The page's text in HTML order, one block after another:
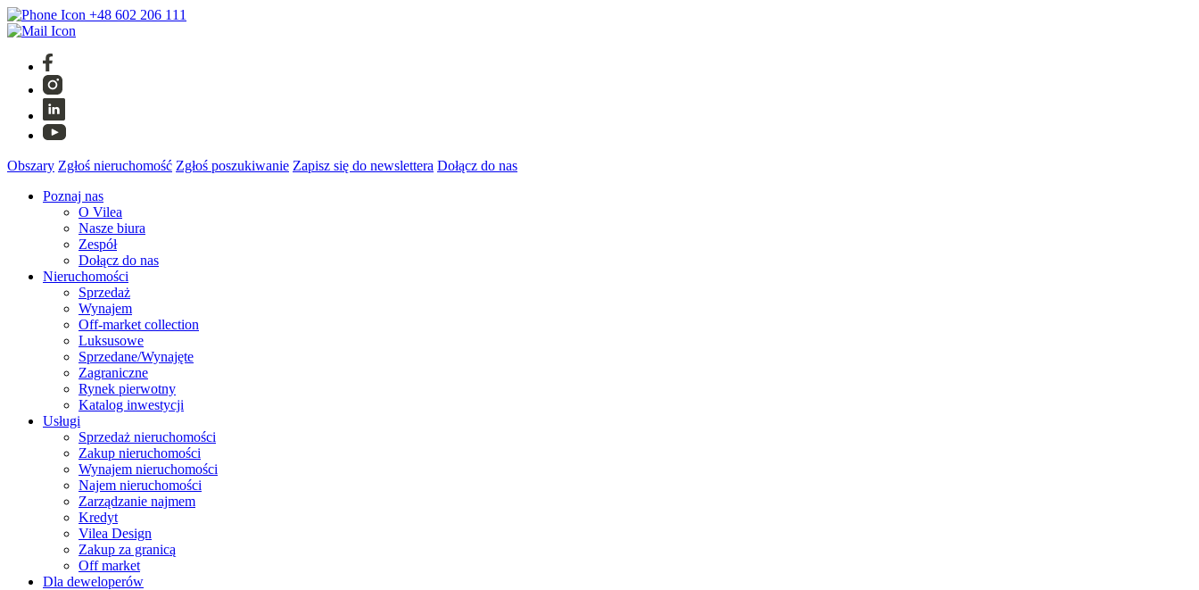
+48 602 206 111
Obszary Zgłoś nieruchomość Zgłoś poszukiwanie Zapisz się do newslettera Dołącz do nas
Poznaj nas
O Vilea
Nasze biura
Zespół
Dołącz do nas
Nieruchomości
Sprzedaż
Wynajem
Off-market collection
Luksusowe
Sprzedane/Wynajęte
Zagraniczne
Rynek pierwotny
Katalog inwestycji
Usługi
Sprzedaż nieruchomości
Zakup nieruchomości
Wynajem nieruchomości
Najem nieruchomości
Zarządzanie najmem
Kredyt
Vilea Design
Zakup za granicą
Off market
Dla deweloperów